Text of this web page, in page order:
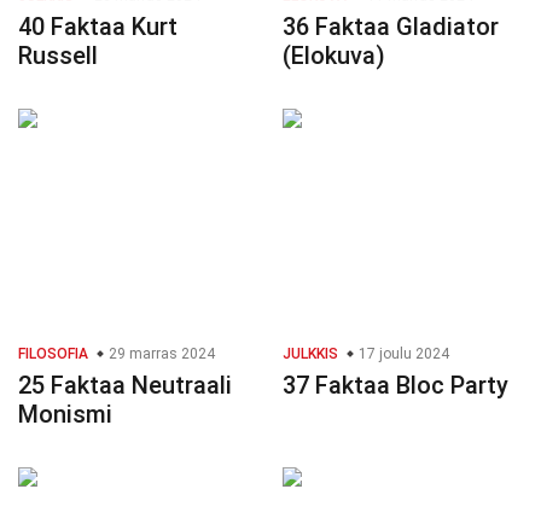
40 Faktaa Kurt
Russell
36 Faktaa Gladiator
(Elokuva)
FILOSOFIA 29 marras 2024
25 Faktaa Neutraali
Monismi
JULKKIS 17 joulu 2024
37 Faktaa Bloc Party